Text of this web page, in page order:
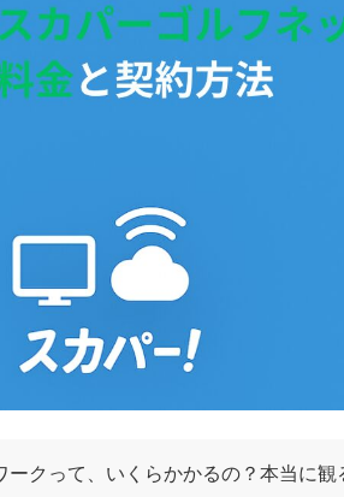
ークって、いくらかかるの？本当に観